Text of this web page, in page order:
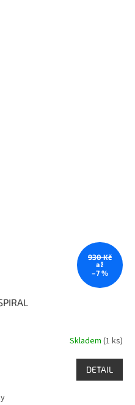
930 Kč
až
–7 %
Skladem (1 ks)
DETAIL